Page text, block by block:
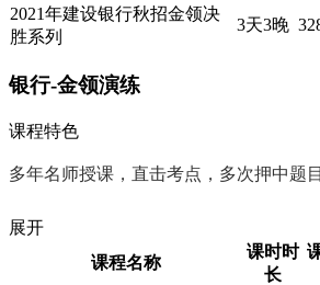
2021年建设银行秋招金领决
胜系列
3天3晚
银行-金领演练
课程特色
多年名师授课，直击考点，多次押中题
展开
课程名称
课时时
长